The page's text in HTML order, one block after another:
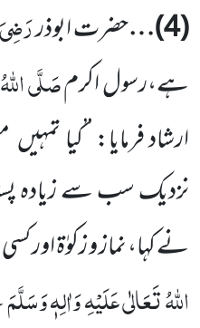
(
4
)…حضرت ابوذر
ہے،رسول اکرمصَلَّی
ارشاد فرمایا: ’’کیاتمہیں
نزدیک سب سے زیادہ
نے کہا، نماز و زکوٰۃ اور
اللّٰہُ تَعَالٰی عَلَیْہِ وَاٰلِہٖ وَسَلَّمَ